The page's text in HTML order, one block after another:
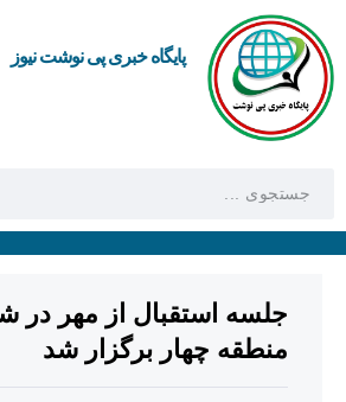
پایگاه خبری پی نوشت نیوز
جلسه استقبال از مهر در
منطقه چهار برگزار شد